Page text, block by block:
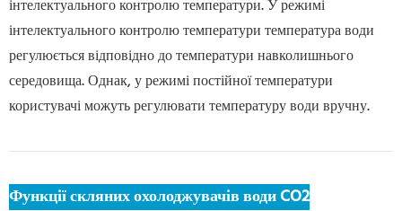
інтелектуального контролю температури. У режимі
інтелектуального контролю температури температура води
регулюється відповідно до температури навколишнього
середовища. Однак, у режимі постійної температури
користувачі можуть регулювати температуру води вручну.
Функції скляних охолоджувачів води CO2